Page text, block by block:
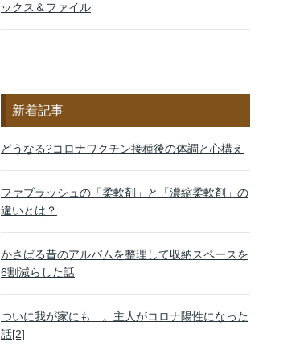
ックス＆ファイル
新着記事
どうなる?コロナワクチン接種後の体調と心構え
ファブラッシュの「柔軟剤」と「濃縮柔軟剤」の
違いとは？
かさばる昔のアルバムを整理して収納スペースを
6割減らした話
ついに我が家にも…。主人がコロナ陽性になった
話[2]